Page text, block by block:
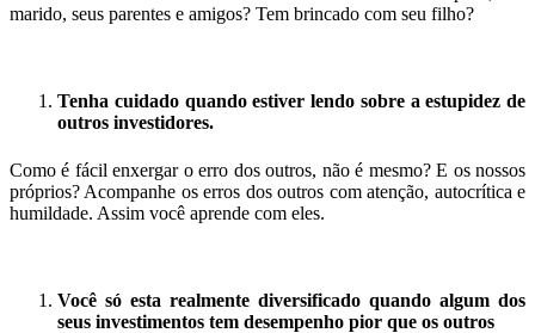
marido, seus parentes e amigos? Tem brincado com seu filho?
Tenha cuidado quando estiver lendo sobre a estupidez de
outros investidores.
Como é fácil enxergar o erro dos outros, não é mesmo? E os nossos
próprios? Acompanhe os erros dos outros com atenção, autocrítica e
humildade. Assim você aprende com eles.
Você só esta realmente diversificado quando algum dos
seus investimentos tem desempenho pior que os outros